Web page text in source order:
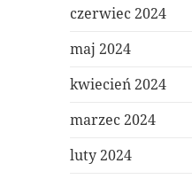
czerwiec 2024
maj 2024
kwiecień 2024
marzec 2024
luty 2024